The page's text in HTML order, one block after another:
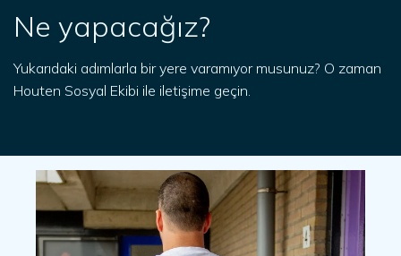
Ne yapacağız?
Yukarıdaki adımlarla bir yere varamıyor musunuz? O zaman
Houten Sosyal Ekibi ile iletişime geçin.